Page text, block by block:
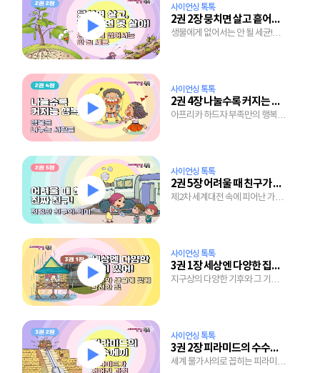
사이언싱 톡톡
2권 2장 뭉치면 살고 흩어지면 못 살아!
생물에게 없어서는 안 될 세균!
사이언싱 톡톡
2권 4장 나눌수록 커지는 행복
아프리카 하드자 부족만의 행복
사이언싱 톡톡
2권 5장 어려울 때 친구가 진짜 친구!
제2차 세계대전 속에 피어난 가슴
사이언싱 톡톡
3권 1장 세상엔 다양한 집이 있어!
지구상의 다양한 기후와 그 기후에
사이언싱 톡톡
3권 2장 피라미드의 수수께끼
세계 불가사의로 꼽히는 피라미드